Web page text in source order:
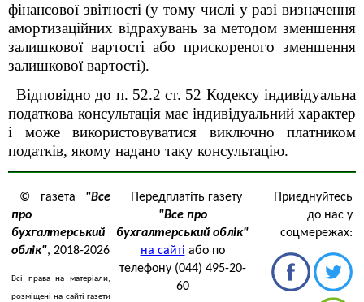
фінансової звітності (у тому числі у разі визначення
амортизаційних відрахувань за методом зменшення
залишкової вартості або прискореного зменшення
залишкової вартості).
Відповідно до п. 52.2 ст. 52 Кодексу індивідуальна
податкова консультація має індивідуальний характер
і може використовуватися виключно платником
податків, якому надано таку консультацію.
© газета "Все
про
бухгалтерський
облік", 2018-2026
Всі права на матеріали,
розміщені на сайті газети
Передплатіть газету
"Все про
бухгалтерський облік"
на сайті або по
телефону (044) 495-20-
60
Приєднуйтесь
до нас у
соцмережах: